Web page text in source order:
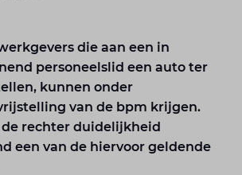
die aan een in
personeelslid een auto ter
kunnen onder
van de bpm krijgen.
rechter duidelijkheid
een van de hiervoor geldende